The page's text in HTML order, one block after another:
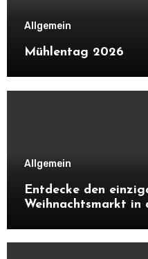
Allgemein
Mühlentag 2026
Allgemein
Entdecke den
Weihnachtsmarkt in
Highlights,